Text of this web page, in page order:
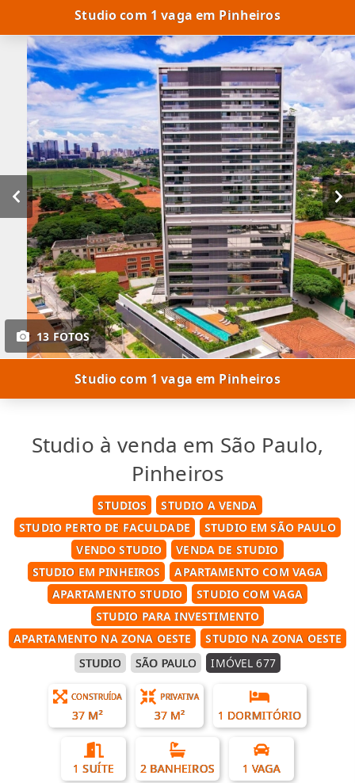
Studio com 1 vaga em Pinheiros
13 FOTOS
Studio com 1 vaga em Pinheiros
Studio à venda em São Paulo,
Pinheiros
STUDIOS
STUDIO A VENDA
STUDIO PERTO DE FACULDADE
STUDIO EM SÃO PAULO
VENDO STUDIO
VENDA DE STUDIO
STUDIO EM PINHEIROS
APARTAMENTO COM VAGA
APARTAMENTO STUDIO
STUDIO COM VAGA
STUDIO PARA INVESTIMENTO
APARTAMENTO NA ZONA OESTE
STUDIO NA ZONA OESTE
STUDIO
SÃO PAULO IMÓVEL 677
CONSTRUÍDA
37 M²
PRIVATIVA
37 M² 1 DORMITÓRIO
1 SUÍTE 2 BANHEIROS 1 VAGA